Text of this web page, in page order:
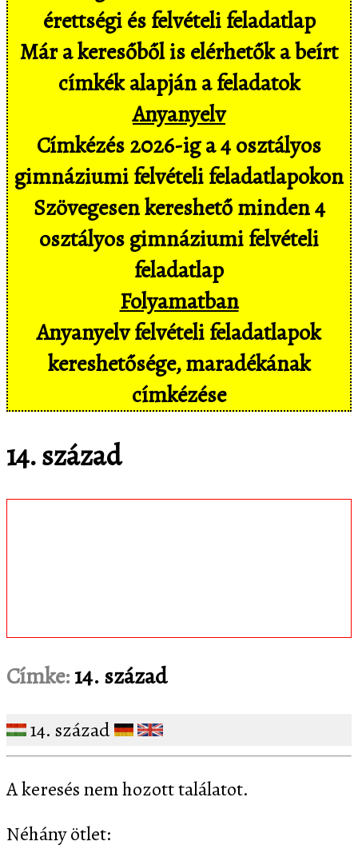
érettségi és felvételi feladatlap
Már a keresőből is elérhetők a beírt
címkék alapján a feladatok
Anyanyelv
Címkézés 2026-ig a 4 osztályos
gimnáziumi felvételi feladatlapokon
Szövegesen kereshető minden 4
osztályos gimnáziumi felvételi
feladatlap
Folyamatban
Anyanyelv felvételi feladatlapok
kereshetősége, maradékának
címkézése
14. század
Címke:14. század
14. század
A keresés nem hozott találatot.
Néhány ötlet: